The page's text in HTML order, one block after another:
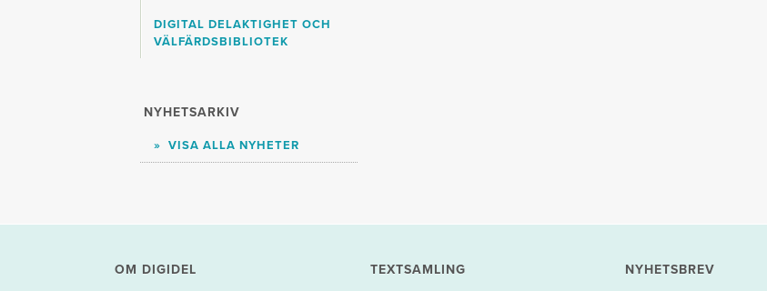
DIGITAL DELAKTIGHET OCH
VÄLFÄRDSBIBLIOTEK
NYHETSARKIV
VISA ALLA NYHETER
OM DIGIDEL TEXTSAMLING NYHETSBREV